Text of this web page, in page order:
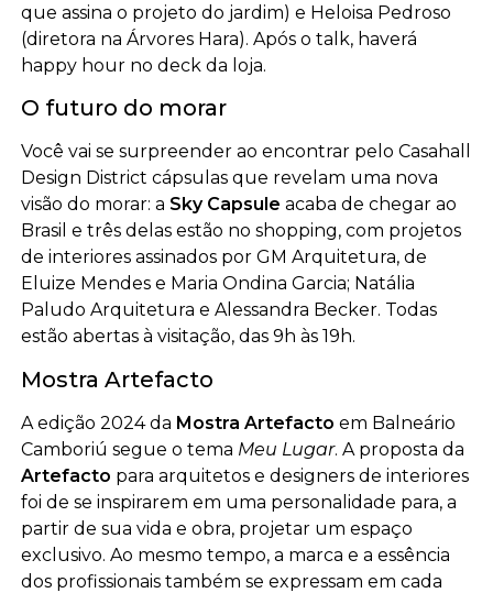
que assina o projeto do jardim) e Heloisa Pedroso
(diretora na Árvores Hara). Após o talk, haverá
happy hour no deck da loja.
O futuro do morar
Você vai se surpreender ao encontrar pelo Casahall
Design District cápsulas que revelam uma nova
visão do morar: a Sky Capsule acaba de chegar ao
Brasil e três delas estão no shopping, com projetos
de interiores assinados por GM Arquitetura, de
Eluize Mendes e Maria Ondina Garcia; Natália
Paludo Arquitetura e Alessandra Becker. Todas
estão abertas à visitação, das 9h às 19h.
Mostra Artefacto
A edição 2024 da Mostra Artefacto em Balneário
Camboriú segue o tema Meu Lugar. A proposta da
Artefacto para arquitetos e designers de interiores
foi de se inspirarem em uma personalidade para, a
partir de sua vida e obra, projetar um espaço
exclusivo. Ao mesmo tempo, a marca e a essência
dos profissionais também se expressam em cada